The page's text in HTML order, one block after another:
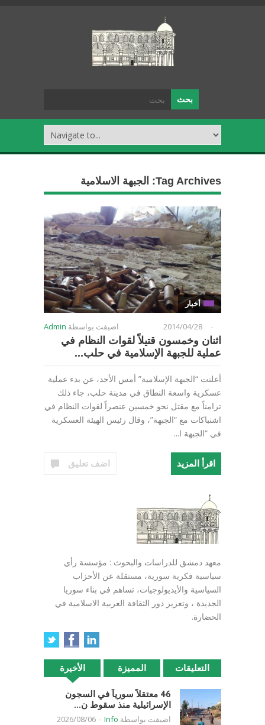
Tag Archives: الجبهة الاسلامية
أخبار
اضيفت بواسطة Admin -
2014/04/28
اثنان وخمسون قتيلاً لقوات النظام في
عملية للجبهة الإسلامية في حلب...
أعلنت “الجبهة الإسلامية” أمس الأحد، عن بدء عملية
عسكرية واسعة النطاق في مدينة حلب، جاء ذلك
تزامناً مع مقتل نحو خمسين عنصراً لقوات النظام في
اشتباكات مع “الجبهة”، وقال رئيس الهيئة العسكرية
في “الجبهة ا...
اقرأ المزيد اضف تعليق
معهد دمشق للدراسات والبحوث : مؤسسة رأي
سياسية فكرية سورية، مستقلة عن الأحزاب
السياسية والأيديولوجيات، تساهم في بناء سوريا
الجديدة ، وتعزيز دور الثقافة العربية الاسلامية في
الحضارة.
الأخيرة المميزة التعليقات
46 معتقلاً سورياً في السجون
الإسرائيلية منذ سقوط ن...
اضيفت بواسطة Info
-
2026/08/06